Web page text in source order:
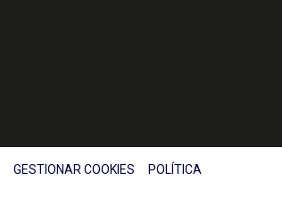
GESTIONAR COOKIES
POLÍTICA